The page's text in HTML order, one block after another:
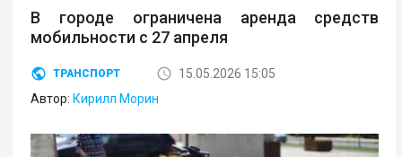
В городе ограничена аренда средств
мобильности с 27 апреля
ТРАНСПОРТ
15.05.2026 15:05
Автор: Кирилл Морин